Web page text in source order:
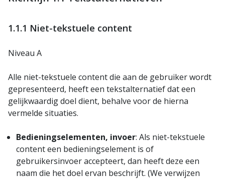
1.1.1 Niet-tekstuele content
Niveau A
Alle niet-tekstuele content die aan de gebruiker wordt
gepresenteerd, heeft een tekstalternatief dat een
gelijkwaardig doel dient, behalve voor de hierna
vermelde situaties.
Bedieningselementen, invoer: Als niet-tekstuele
content een bedieningselement is of
gebruikersinvoer accepteert, dan heeft deze een
naam die het doel ervan beschrijft. (We verwijzen